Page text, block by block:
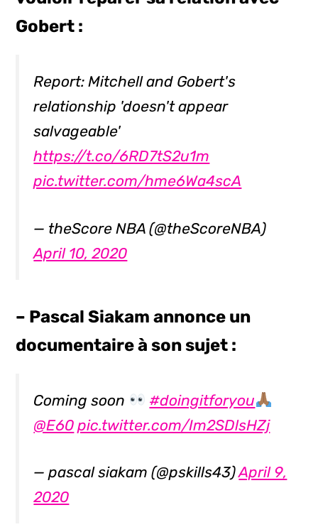
Gobert :
Report: Mitchell and Gobert's
relationship 'doesn't appear
salvageable'
https://t.co/6RD7tS2u1m
pic.twitter.com/hme6Wa4scA
— theScore NBA (@theScoreNBA)
April 10, 2020
– Pascal Siakam annonce un
documentaire à son sujet :
Coming soon
#doingitforyou
@E60 pic.twitter.com/Im2SDlsHZj
— pascal siakam (@pskills43)April 9,
2020